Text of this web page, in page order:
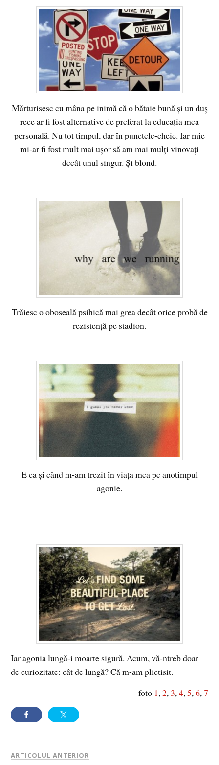
Mărturisesc cu mâna pe inimă că o bătaie bună şi un duş
rece ar fi fost alternative de preferat la educaţia mea
personală. Nu tot timpul, dar în punctele-cheie. Iar mie
mi-ar fi fost mult mai uşor să am mai mulţi vinovaţi
decât unul singur. Şi blond.
Trăiesc o oboseală psihică mai grea decât orice probă de
rezistenţă pe stadion.
E ca şi când m-am trezit în viaţa mea pe anotimpul
agonie.
Iar agonia lungă-i moarte sigură. Acum, vă-ntreb doar
de curiozitate: cât de lungă? Că m-am plictisit.
foto 1, 2, 3, 4, 5, 6, 7
ARTICOLUL ANTERIOR